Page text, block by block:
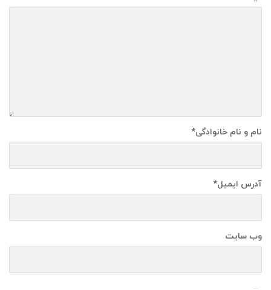
نام و نام خانوادگی*
آدرس ایمیل*
وب سایت